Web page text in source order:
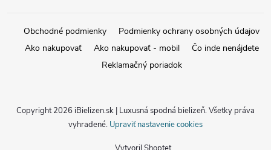
Obchodné podmienky
Podmienky ochrany osobných údajov
Ako nakupovať
Ako nakupovať - mobil
Čo inde nenájdete
Reklamačný poriadok
Copyright 2026 iBielizen.sk | Luxusná spodná bielizeň. Všetky práva
vyhradené. Upraviť nastavenie cookies